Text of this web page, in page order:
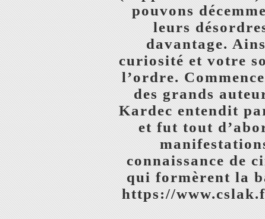
pouvons
leurs
davantage.
curiosité et votre
l’ordre.
des grands
Kardec entendit
et fut tout
connaissance de
qui formèrent la
https://